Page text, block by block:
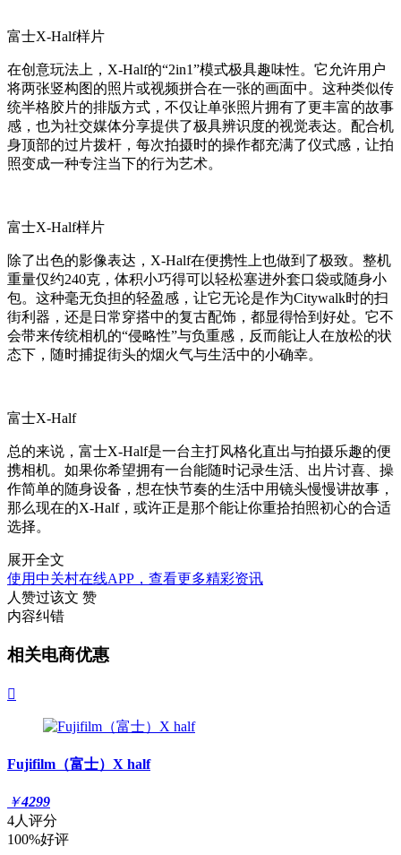
富士X-Half样片
在创意玩法上，X-Half的“2in1”模式极具趣味性。它允许用户
将两张竖构图的照片或视频拼合在一张的画面中。这种类似传
统半格胶片的排版方式，不仅让单张照片拥有了更丰富的故事
感，也为社交媒体分享提供了极具辨识度的视觉表达。配合机
身顶部的过片拨杆，每次拍摄时的操作都充满了仪式感，让拍
照变成一种专注当下的行为艺术。
富士X-Half样片
除了出色的影像表达，X-Half在便携性上也做到了极致。整机
重量仅约240克，体积小巧得可以轻松塞进外套口袋或随身小
包。这种毫无负担的轻盈感，让它无论是作为Citywalk时的扫
街利器，还是日常穿搭中的复古配饰，都显得恰到好处。它不
会带来传统相机的“侵略性”与负重感，反而能让人在放松的状
态下，随时捕捉街头的烟火气与生活中的小确幸。
富士X-Half
总的来说，富士X-Half是一台主打风格化直出与拍摄乐趣的便
携相机。如果你希望拥有一台能随时记录生活、出片讨喜、操
作简单的随身设备，想在快节奏的生活中用镜头慢慢讲故事，
那么现在的X-Half，或许正是那个能让你重拾拍照初心的合适
选择。
展开全文
使用中关村在线APP，查看更多精彩资讯
人赞过该文 赞
内容纠错
相关电商优惠

Fujifilm（富士）X half
￥4299
4人评分
100%好评